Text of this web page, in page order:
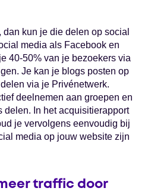
kun je die delen op social
media als Facebook en
40-50% van je bezoekers via
Je kan je blogs posten op
via je Privénetwerk.
deelnemen aan groepen en
delen. In het acquisitierapport
je vervolgens eenvoudig bij
media op jouw website zijn
traffic door